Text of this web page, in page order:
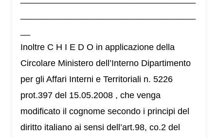
Inoltre C H I E D O in applicazione della
Circolare Ministero dell’Interno Dipartimento
per gli Affari Interni e Territoriali n. 5226
prot.397 del 15.05.2008 , che venga
modificato il cognome secondo i principi del
diritto italiano ai sensi dell’art.98, co.2 del